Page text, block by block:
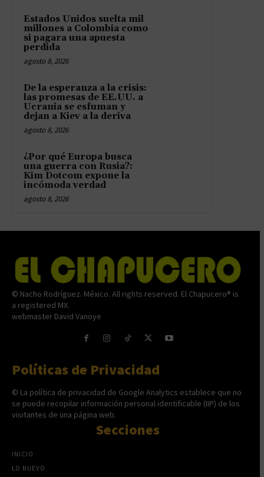
Estados Unidos suelta mil
millones a Colombia como
si pagara una apuesta
perdida
agosto 8, 2026
De la esperanza a la crisis:
las promesas de EE.UU. a
Ucrania se esfuman y
dejan a Kiev a la deriva
agosto 8, 2026
¿Por qué Europa busca
una guerra con Rusia?:
Kim Dotcom expone la
incómoda verdad
agosto 8, 2026
© Nacho Rodríguez. México. All rights reserved. El Chapucero® is
a registered MX.
webmaster David Vanoye
Políticas de Privacidad
© La política de privacidad de Google Analytics establece que no
se puede recopilar información personal identificable (IIP) de los
visitantes de una página web.
Secciones
INICIO
LO NUEVO